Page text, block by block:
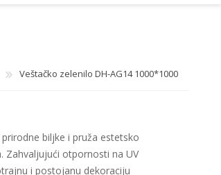
Veštačko zelenilo DH-AG14 1000*1000
biljke i pruža estetsko
Zahvaljujući otpornosti na UV
i postojanu dekoraciju